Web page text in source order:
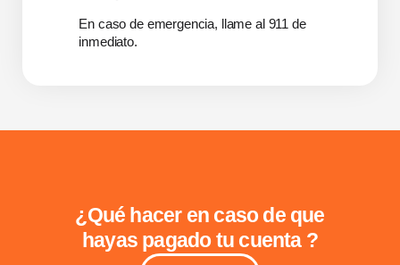
En caso de emergencia, llame al 911 de
inmediato.
¿Qué hacer en caso de que
hayas pagado tu cuenta ?